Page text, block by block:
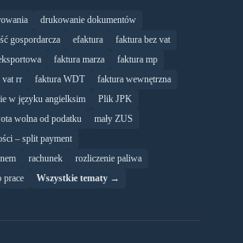
drukowanie dokumentów
gospordarcza efaktura
faktura bez vat
faktura marza
faktura mp
vat rr faktura WDT
faktura wewnętrzna
w języku angielksim
Plik JPK
wolna od podatku
mały ZUS
– split payment
rachunek
rozliczenie paliwa
prace Wszystkie tematy →